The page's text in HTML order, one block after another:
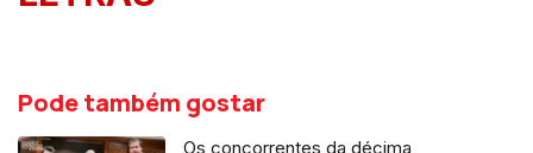
Pode também gostar
Os concorrentes da décima